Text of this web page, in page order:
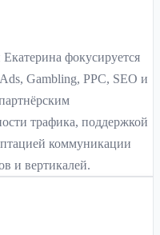
фокусируется
Gambling, PPC, SEO и
трафика, поддержкой
коммуникации
и вертикалей.